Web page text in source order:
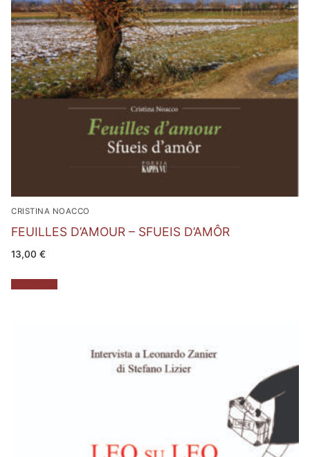
CRISTINA NOACCO
FEUILLES D’AMOUR – SFUEIS D’AMÔR
13,00 €